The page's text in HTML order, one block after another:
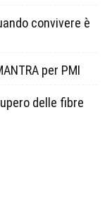
convivere è
per PMI
delle fibre